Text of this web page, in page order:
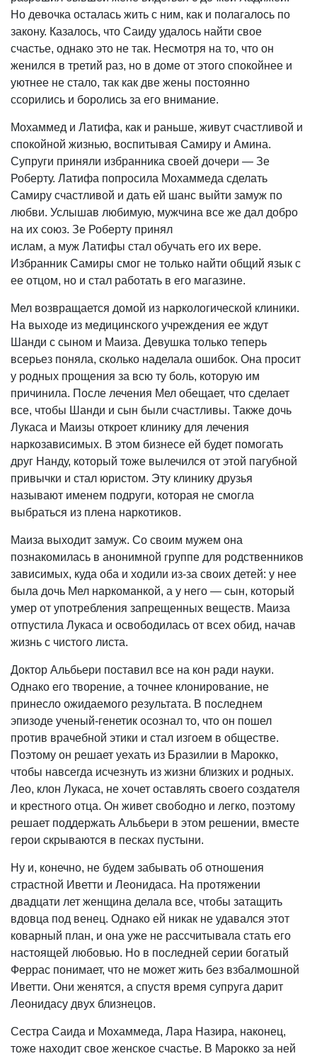
Но девочка осталась жить с ним, как и полагалось по
закону. Казалось, что Саиду удалось найти свое
счастье, однако это не так. Несмотря на то, что он
женился в третий раз, но в доме от этого спокойнее и
уютнее не стало, так как две жены постоянно
ссорились и боролись за его внимание.
Мохаммед и Латифа, как и раньше, живут счастливой и
спокойной жизнью, воспитывая Самиру и Амина.
Супруги приняли избранника своей дочери — Зе
Роберту. Латифа попросила Мохаммеда сделать
Самиру счастливой и дать ей шанс выйти замуж по
любви. Услышав любимую, мужчина все же дал добро
на их союз. Зе Роберту принял
ислам, а муж Латифы стал обучать его их вере.
Избранник Самиры смог не только найти общий язык с
ее отцом, но и стал работать в его магазине.
Мел возвращается домой из наркологической клиники.
На выходе из медицинского учреждения ее ждут
Шанди с сыном и Маиза. Девушка только теперь
всерьез поняла, сколько наделала ошибок. Она просит
у родных прощения за всю ту боль, которую им
причинила. После лечения Мел обещает, что сделает
все, чтобы Шанди и сын были счастливы. Также дочь
Лукаса и Маизы откроет клинику для лечения
наркозависимых. В этом бизнесе ей будет помогать
друг Нанду, который тоже вылечился от этой пагубной
привычки и стал юристом. Эту клинику друзья
называют именем подруги, которая не смогла
выбраться из плена наркотиков.
Маиза выходит замуж. Со своим мужем она
познакомилась в анонимной группе для родственников
зависимых, куда оба и ходили из-за своих детей: у нее
была дочь Мел наркоманкой, а у него — сын, который
умер от употребления запрещенных веществ. Маиза
отпустила Лукаса и освободилась от всех обид, начав
жизнь с чистого листа.
Доктор Альбьери поставил все на кон ради науки.
Однако его творение, а точнее клонирование, не
принесло ожидаемого результата. В последнем
эпизоде ученый-генетик осознал то, что он пошел
против врачебной этики и стал изгоем в обществе.
Поэтому он решает уехать из Бразилии в Марокко,
чтобы навсегда исчезнуть из жизни близких и родных.
Лео, клон Лукаса, не хочет оставлять своего создателя
и крестного отца. Он живет свободно и легко, поэтому
решает поддержать Альбьери в этом решении, вместе
герои скрываются в песках пустыни.
Ну и, конечно, не будем забывать об отношения
страстной Иветти и Леонидаса. На протяжении
двадцати лет женщина делала все, чтобы затащить
вдовца под венец. Однако ей никак не удавался этот
коварный план, и она уже не рассчитывала стать его
настоящей любовью. Но в последней серии богатый
Феррас понимает, что не может жить без взбалмошной
Иветти. Они женятся, а спустя время супруга дарит
Леонидасу двух близнецов.
Сестра Саида и Мохаммеда, Лара Назира, наконец,
тоже находит свое женское счастье. В Марокко за ней